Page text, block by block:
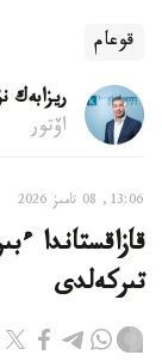
قوعام
ريزابەك
اۆتور
13:06, 08 تامىز 2026
قازاقستاندا
تىركەلدى